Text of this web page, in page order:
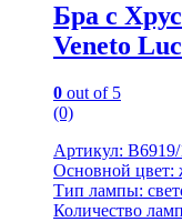
Бра с
Veneto
0 out of 5
(0)
Артикул:
Основной
Тип лампы:
Количество